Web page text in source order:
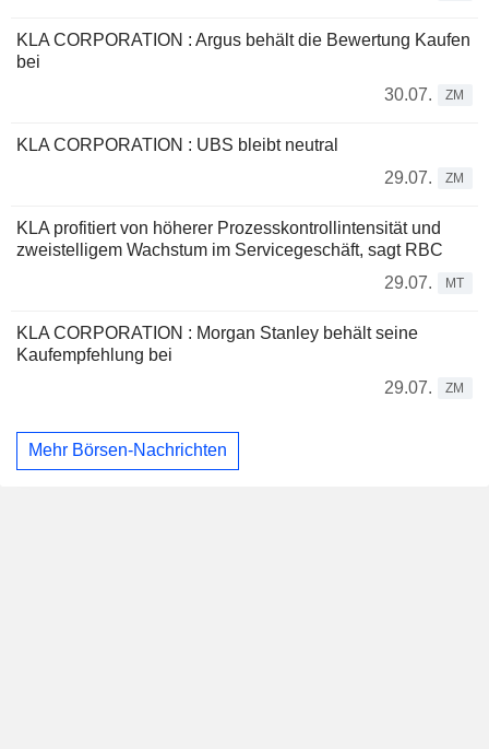
KLA CORPORATION : Argus behält die Bewertung Kaufen
bei
30.07.
ZM
KLA CORPORATION : UBS bleibt neutral
29.07.
ZM
KLA profitiert von höherer Prozesskontrollintensität und
zweistelligem Wachstum im Servicegeschäft, sagt RBC
29.07.
MT
KLA CORPORATION : Morgan Stanley behält seine
Kaufempfehlung bei
29.07.
ZM
Mehr Börsen-Nachrichten